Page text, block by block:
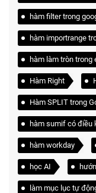
hàm filter trong
hàm importrange
hàm làm tròn trong
Hàm Right
Hàm SPLIT trong
hàm sumif có điều
hàm workday
học AI
làm mục lục tự